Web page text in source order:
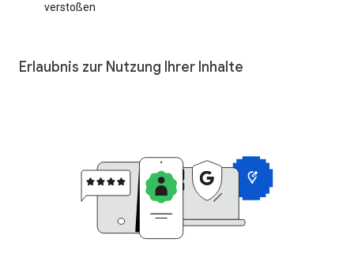
verstoßen
Erlaubnis zur Nutzung Ihrer Inhalte